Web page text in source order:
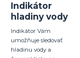
Indikátor
hladiny vody
Indikátor Vám
umožňuje sledovať
hladinu vody a